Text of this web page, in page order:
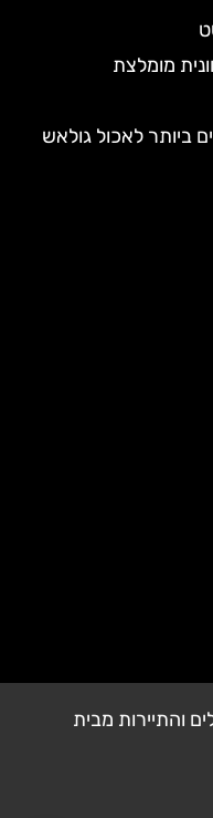
ביותר לאכול גולאש
והתיירות מבית